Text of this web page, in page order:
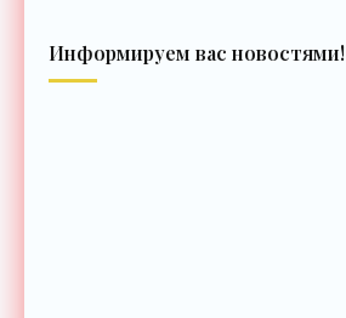
Информируем вас новостями!